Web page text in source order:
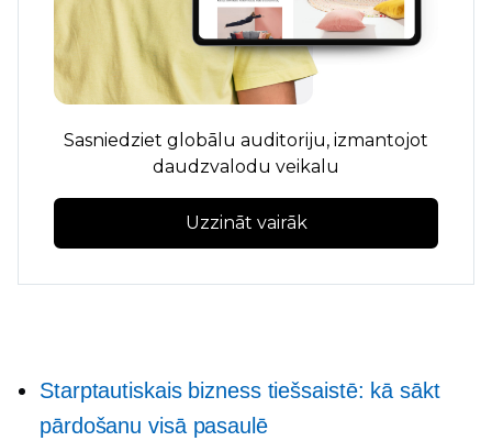
Sasniedziet globālu auditoriju, izmantojot
daudzvalodu veikalu
Uzzināt vairāk
Starptautiskais bizness tiešsaistē: kā sākt
pārdošanu visā pasaulē